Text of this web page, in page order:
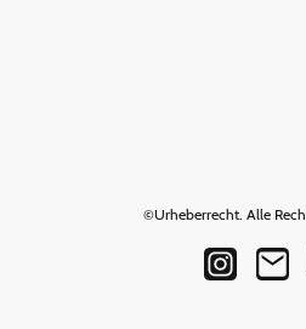
©Urheberrecht. Alle